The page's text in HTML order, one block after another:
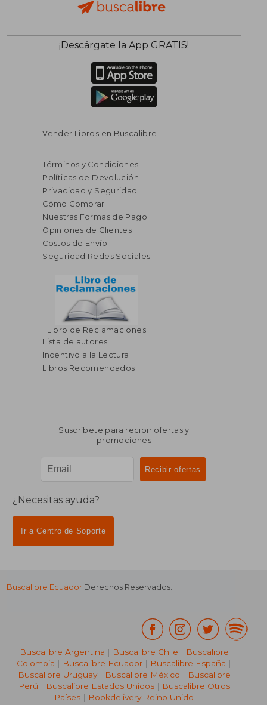
¡Descárgate la App GRATIS!
Vender Libros en Buscalibre
Términos y Condiciones
Políticas de Devolución
Privacidad y Seguridad
Cómo Comprar
Nuestras Formas de Pago
Opiniones de Clientes
Costos de Envío
Seguridad Redes Sociales
Libro de Reclamaciones
Lista de autores
Incentivo a la Lectura
Libros Recomendados
Suscríbete para recibir ofertas y
promociones
¿Necesitas ayuda?
Ir a Centro de Soporte
Buscalibre Ecuador Derechos Reservados.
Buscalibre Argentina | Buscalibre Chile | Buscalibre
Colombia | Buscalibre Ecuador | Buscalibre España |
Buscalibre Uruguay| Buscalibre México | Buscalibre
Perú | Buscalibre Estados Unidos| Buscalibre Otros
Países | Bookdelivery Reino Unido